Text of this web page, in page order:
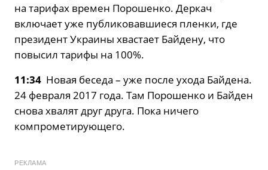
на тарифах времен Порошенко. Деркач
включает уже публиковавшиеся пленки, где
президент Украины хвастает Байдену, что
повысил тарифы на 100%.
11:34 Новая беседа – уже после ухода Байдена.
24 февраля 2017 года. Там Порошенко и Байден
снова хвалят друг друга. Пока ничего
компрометирующего.
РЕКЛАМА